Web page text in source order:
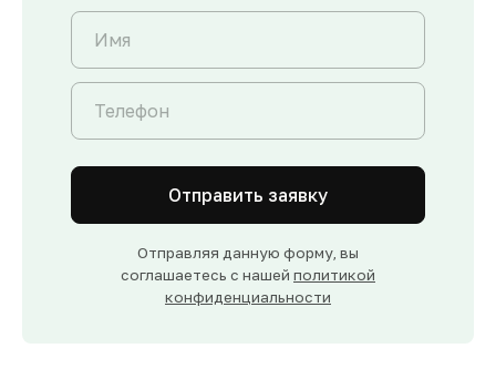
Отправить заявку
Отправляя данную форму, вы
соглашаетесь с нашей политикой
конфиденциальности